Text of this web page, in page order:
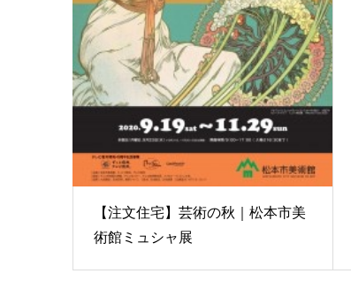
【注文住宅】芸術の秋｜松本市美
術館ミュシャ展